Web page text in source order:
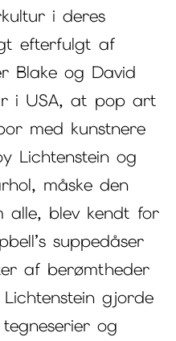
i deres
efterfulgt af
Blake og David
i USA, at pop art
med kunstnere
Lichtenstein og
måske den
alle, blev kendt for
suppedåser
af berømtheder
gjorde
og